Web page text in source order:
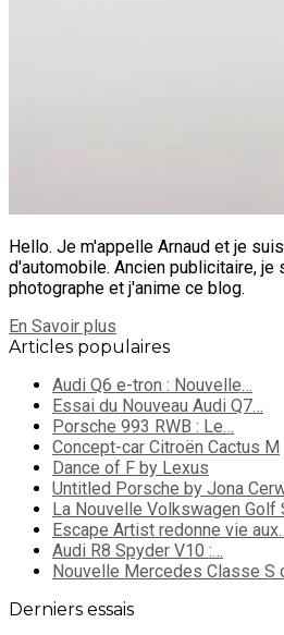
Hello. Je m'appelle Arnaud et je
d'automobile. Ancien publicitaire, je
photographe et j'anime ce blog.
En Savoir plus
Articles populaires
Audi Q6 e-tron : Nouvelle…
Essai du Nouveau Audi Q7…
Porsche 993 RWB : Le…
Concept-car Citroën Cactus M
Dance of F by Lexus
Untitled Porsche by Jona
La Nouvelle Volkswagen Golf
Escape Artist redonne vie
Audi R8 Spyder V10 :…
Nouvelle Mercedes Classe S
Derniers essais